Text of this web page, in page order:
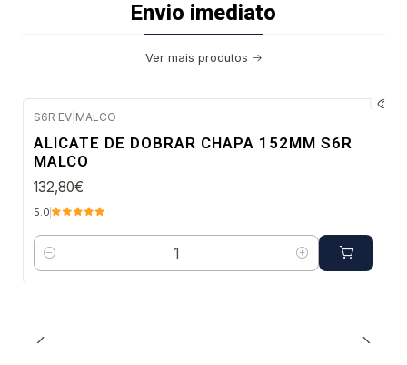
Envio imediato
Ver mais produtos
S6R EV MALCO
ALICATE DE DOBRAR CHAPA 152MM S6R
MALCO
132,80€
5.0
Quantidade